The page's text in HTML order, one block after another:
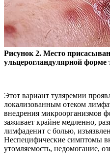
Рисунок 2. Место
ульцерогландулярной форме
Этот вариант туляремии
локализованным отеком
внедрения микроорганизмов
заживает крайне медленно,
лимфаденит с болью,
Неспецифические симптомы
утомляемость, недомогание,